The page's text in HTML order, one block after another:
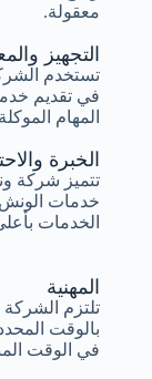
الخبرة
تتميز شركة
خدمات
الخدمات
التجهيز
تستخدم
في تقديم
المهام
معقولة.
المهنية
تلتزم الشركة
بالوقت
في الوقت